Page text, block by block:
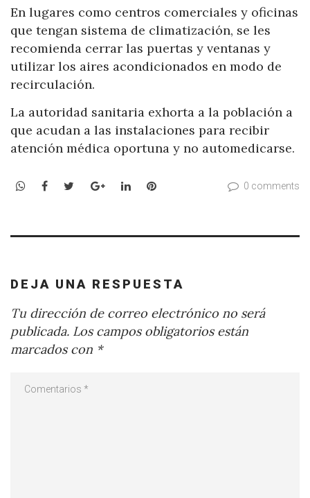
En lugares como centros comerciales y oficinas
que tengan sistema de climatización, se les
recomienda cerrar las puertas y ventanas y
utilizar los aires acondicionados en modo de
recirculación.
La autoridad sanitaria exhorta a la población a
que acudan a las instalaciones para recibir
atención médica oportuna y no automedicarse.
WhatsApp
Facebook
TwitterGoogle+LinkedInPinterest 0 comments
DEJA UNA RESPUESTA
Tu dirección de correo electrónico no será
publicada. Los campos obligatorios están
marcados con *